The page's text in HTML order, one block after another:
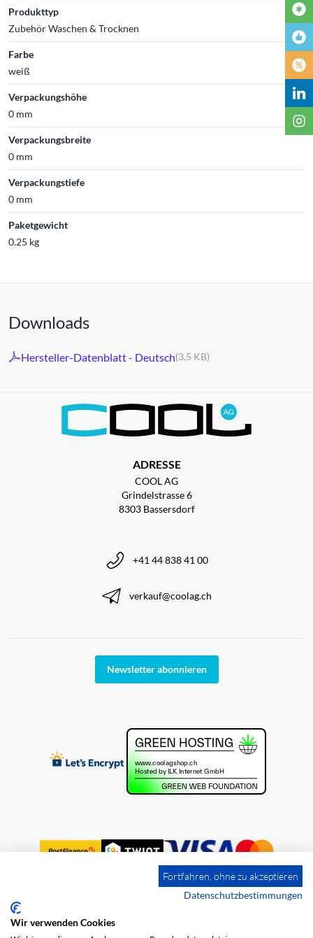
Produkttyp
Zubehör Waschen & Trocknen
Farbe
weiß
Verpackungshöhe
0 mm
Verpackungsbreite
0 mm
Verpackungstiefe
0 mm
Paketgewicht
0.25 kg
Downloads
Hersteller-Datenblatt - Deutsch(3.5 KB)
ADRESSE
COOL AG
Grindelstrasse 6
8303 Bassersdorf
+41 44 838 41 00
verkauf@coolag.ch
Newsletter abonnieren
Impressum
Fortfahren, ohne zu akzeptieren
Datenschutzbestimmungen
Wir verwenden Cookies